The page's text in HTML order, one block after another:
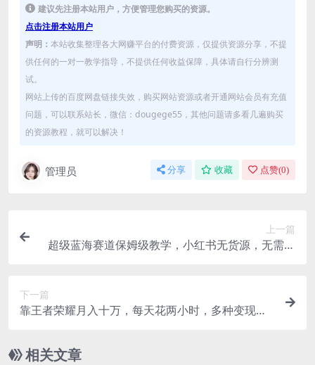
建议先注册本站用户，方便管理您购买的资源。
点击注册本站用户
声明： 本站收集整理各大网赚平台的付费资源，仅提供资源分享，不提
供任何的一对一教学指导，不提供任何收益保障，具体请自行分辨测
试。
网站上传的百度网盘链接失效，购买网站资源或者开通网站会员有充值
问题，可以联系站长，微信：dougege55，其他问题请多看几遍购买
的资源教程，就可以解决！
管理员 分享 收藏 点赞(0)
上一篇
超级蓝海赛道保姆级教学，小红书无货源，无需实
下一篇
靠王者荣耀月入十万，每天花两小时，多种变现方
相关文章